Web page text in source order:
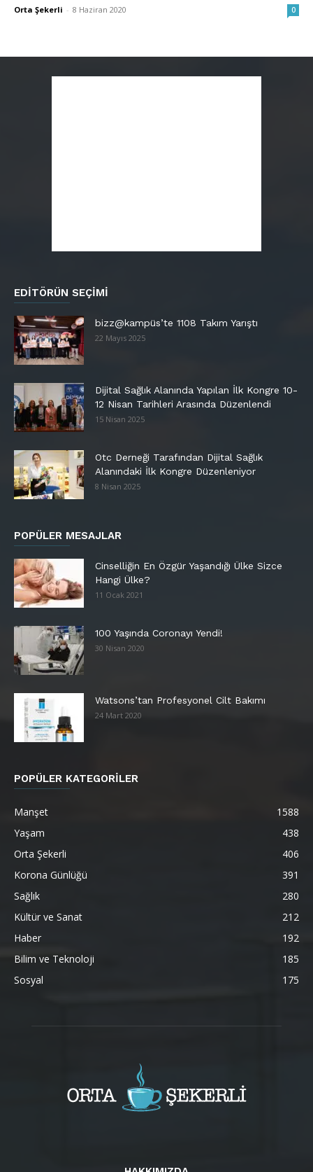
Orta Şekerli - 8 Haziran 2020 0
EDITÖRÜN SEÇIMI
bizz@kampüs’te 1108 Takım Yarıştı
22 Mayıs 2025
Dijital Sağlık Alanında Yapılan İlk Kongre 10-
12 Nisan Tarihleri Arasında Düzenlendi
15 Nisan 2025
Otc Derneği Tarafından Dijital Sağlık
Alanındaki İlk Kongre Düzenleniyor
8 Nisan 2025
POPÜLER MESAJLAR
Cinselliğin En Özgür Yaşandığı Ülke Sizce
Hangi Ülke?
11 Ocak 2021
100 Yaşında Coronayı Yendi!
30 Nisan 2020
Watsons’tan Profesyonel Cilt Bakımı
24 Mart 2020
POPÜLER KATEGORİLER
Manşet
1588
Yaşam
438
Orta Şekerli
406
Korona Günlüğü
391
Sağlık
280
Kültür ve Sanat
212
Haber
192
Bilim ve Teknoloji
185
Sosyal
175